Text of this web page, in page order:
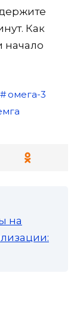
Как
начало
омега-3
на